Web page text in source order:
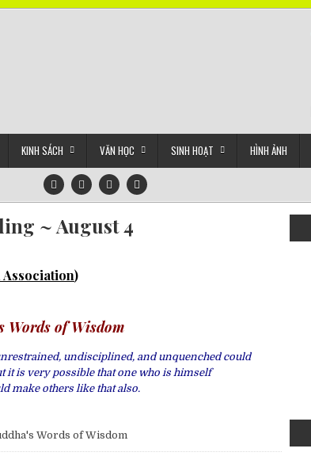
KINH SÁCH VĂN HỌC SINH HOẠT HÌNH ẢNH
~ August 4
Association)
Words of Wisdom
undisciplined, and unquenched could
it is very possible that one who is himself
make others like that also.
Words of Wisdom